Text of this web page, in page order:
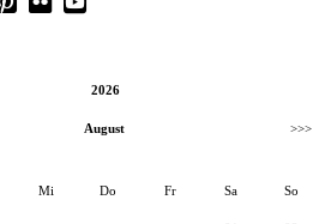
2026
August >>>
Mi Do Fr Sa So